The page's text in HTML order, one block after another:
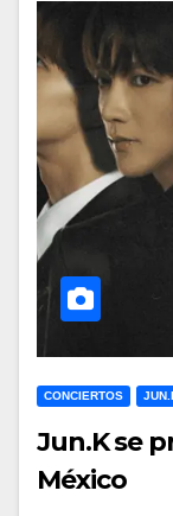
CONCIERTOS
Jun.K se
México